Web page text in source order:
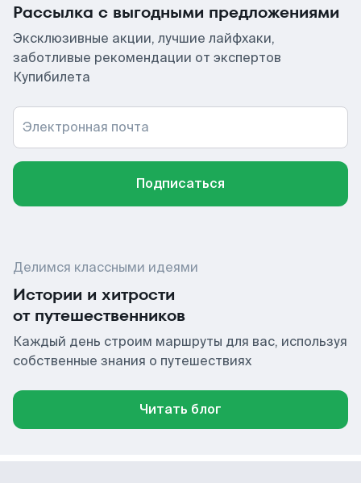
Рассылка с выгодными предложениями
Эксклюзивные акции, лучшие лайфхаки,
заботливые рекомендации от экспертов
Купибилета
Электронная почта
Подписаться
Делимся классными идеями
Истории и хитрости
от путешественников
Каждый день строим маршруты для вас, используя
собственные знания о путешествиях
Читать блог